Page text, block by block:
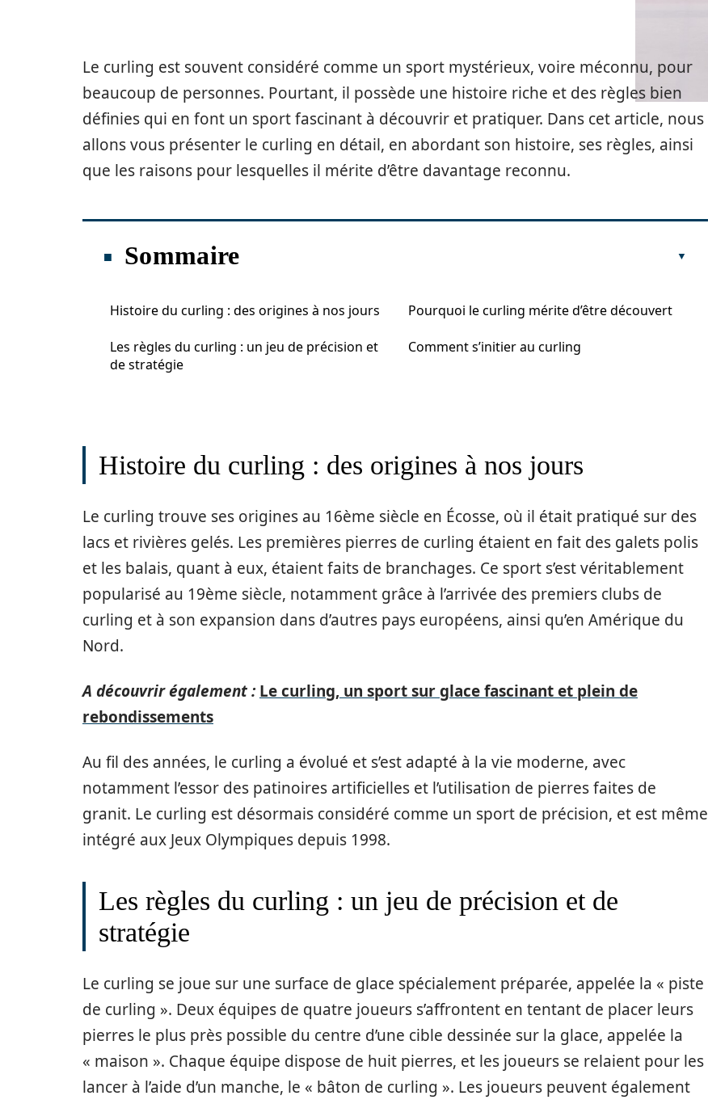
Le curling est souvent considéré comme un sport mystérieux, voire méconnu, pour
beaucoup de personnes. Pourtant, il possède une histoire riche et des règles bien
définies qui en font un sport fascinant à découvrir et pratiquer. Dans cet article, nous
allons vous présenter le curling en détail, en abordant son histoire, ses règles, ainsi
que les raisons pour lesquelles il mérite d’être davantage reconnu.
Sommaire
Histoire du curling : des origines à nos jours
Les règles du curling : un jeu de précision et
de stratégie
Pourquoi le curling mérite d’être découvert
Comment s’initier au curling
Histoire du curling : des origines à nos jours
Le curling trouve ses origines au 16ème siècle en Écosse, où il était pratiqué sur des
lacs et rivières gelés. Les premières pierres de curling étaient en fait des galets polis
et les balais, quant à eux, étaient faits de branchages. Ce sport s’est véritablement
popularisé au 19ème siècle, notamment grâce à l’arrivée des premiers clubs de
curling et à son expansion dans d’autres pays européens, ainsi qu’en Amérique du
Nord.
A découvrir également : Le curling, un sport sur glace fascinant et plein de
rebondissements
Au fil des années, le curling a évolué et s’est adapté à la vie moderne, avec
notamment l’essor des patinoires artificielles et l’utilisation de pierres faites de
granit. Le curling est désormais considéré comme un sport de précision, et est même
intégré aux Jeux Olympiques depuis 1998.
Les règles du curling : un jeu de précision et de
stratégie
Le curling se joue sur une surface de glace spécialement préparée, appelée la « piste
de curling ». Deux équipes de quatre joueurs s’affrontent en tentant de placer leurs
pierres le plus près possible du centre d’une cible dessinée sur la glace, appelée la
« maison ». Chaque équipe dispose de huit pierres, et les joueurs se relaient pour les
lancer à l’aide d’un manche, le « bâton de curling ». Les joueurs peuvent également